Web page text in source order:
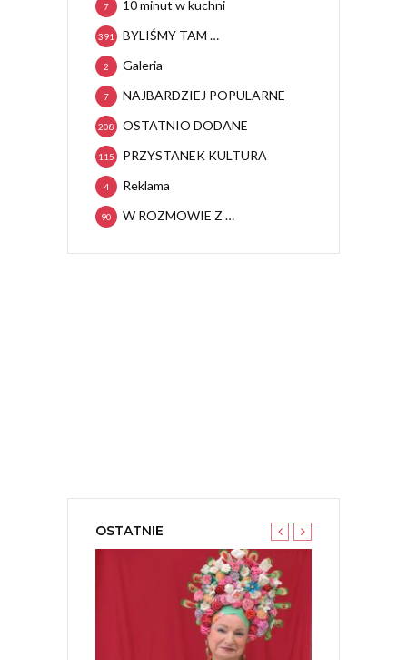
10 minut w kuchni
7
BYLIŚMY TAM …
391
Galeria
2
NAJBARDZIEJ POPULARNE
7
OSTATNIO DODANE
208
PRZYSTANEK KULTURA
115
Reklama
4
W ROZMOWIE Z …
90
OSTATNIE